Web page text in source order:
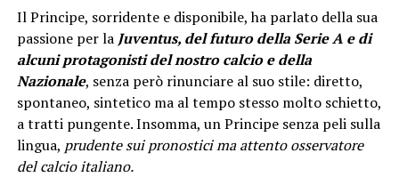
Il Principe, sorridente e disponibile, ha parlato della sua
passione per la Juventus, del futuro della Serie A e di
alcuni protagonisti del nostro calcio e della
Nazionale, senza però rinunciare al suo stile: diretto,
spontaneo, sintetico ma al tempo stesso molto schietto,
a tratti pungente. Insomma, un Principe senza peli sulla
lingua, prudente sui pronostici ma attento osservatore
del calcio italiano.